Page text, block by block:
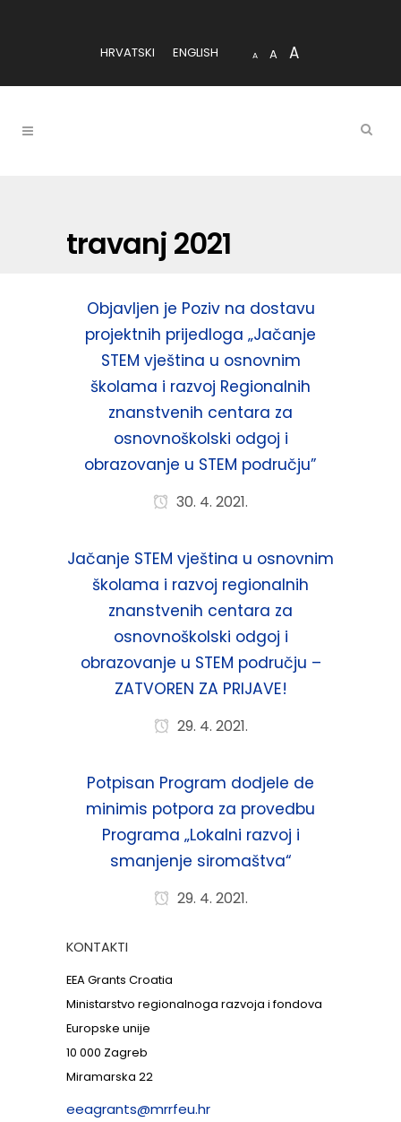
HRVATSKI ENGLISH A A A
travanj 2021
Objavljen je Poziv na dostavu
projektnih prijedloga „Jačanje
STEM vještina u osnovnim
školama i razvoj Regionalnih
znanstvenih centara za
osnovnoškolski odgoj i
obrazovanje u STEM području”
30. 4. 2021.
Jačanje STEM vještina u osnovnim
školama i razvoj regionalnih
znanstvenih centara za
osnovnoškolski odgoj i
obrazovanje u STEM području –
ZATVOREN ZA PRIJAVE!
29. 4. 2021.
Potpisan Program dodjele de
minimis potpora za provedbu
Programa „Lokalni razvoj i
smanjenje siromaštva“
29. 4. 2021.
KONTAKTI
EEA Grants Croatia
Ministarstvo regionalnoga razvoja i fondova
Europske unije
10 000 Zagreb
Miramarska 22
eeagrants@mrrfeu.hr